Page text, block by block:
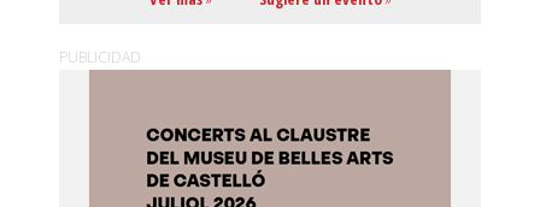
PUBLICIDAD